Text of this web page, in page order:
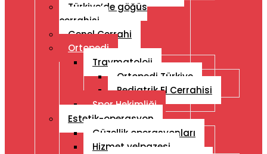
Türkiye’de göğüs
cerrahisi
Genel Cerrahi
Ortopedi
Travmatoloji
Ortopedi Türkiye
Pediatrik El Cerrahisi
Spor Hekimliği
Estetik-operasyon
Güzellik operasyonları
Hizmet yelpazesi